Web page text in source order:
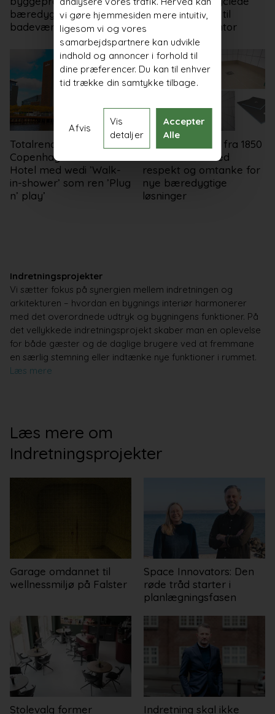
bæredygtige
badeværelser
naturmaterialer til
Triforks nye kontor
Totalrenovering af
Copenhagen Marriott
Hotel med wedi ’Walk-
in-shower’ som ren ’Plug
n’ play’
Bindesbøll Byen fra 1850
er renoveret med
respekt og omtanke for
nye bæredygtige
løsninger
Indretningsprojekter
Vi sætter fokus på synergien mellem indretningen og
arkitekturen – hvordan en bygnings interiør harmonerer
med det overordnede udtryk og bygningens funktioner. På
det vellykkede indretningsprojekt skaber man en oplevelse
for både gæster og de daglige brugere ved at fremmane
en særlig stemning eller indtænke nye funktioner i rummet.
Læs mere
Læs mere om
Indretningsprojekter
Garage omdannet til
wellnessmiljø på Falster
Space Innovators: Den
røde tråd starter i
planlægningsfasen
Stolevalg former
Indretning skal ikke
vi gøre hjemmesiden mere intuitiv,
ligesom vi og vores
samarbejdspartnere kan udvikle
indhold og annoncer i forhold til
dine præferencer. Du kan til enhver
tid trække din samtykke tilbage.
Afvis
Vis
detaljer
Accepter
Alle